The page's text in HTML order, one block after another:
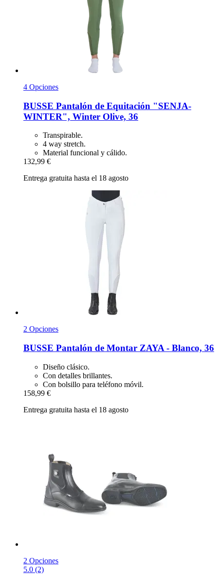
4 Opciones
BUSSE Pantalón de Equitación "SENJA-​
WINTER", Winter Olive, 36
Transpirable.
4 way stretch.
Material funcional y cálido.
132,99 €
Entrega gratuita hasta el 18 agosto
2 Opciones
BUSSE Pantalón de Montar ZAYA -​ Blanco, 36
Diseño clásico.
Con detalles brillantes.
Con bolsillo para teléfono móvil.
158,99 €
Entrega gratuita hasta el 18 agosto
2 Opciones
5.0 (2)